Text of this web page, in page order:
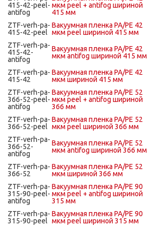
415-42-peel-
antifog
мкм peel + antifog шириной
415 мм
ZTF-verh-pa-
415-42-peel
Вакуумная пленка PA/PE 42
мкм peel шириной 415 мм
ZTF-verh-pa-
415-42-
antifog
Вакуумная пленка PA/PE 42
мкм antifog шириной 415 мм
ZTF-verh-pa-
415-42
Вакуумная пленка PA/PE 42
мкм шириной 415 мм
ZTF-verh-pa-
366-52-peel-
antifog
Вакуумная пленка PA/PE 52
мкм peel + antifog шириной
366 мм
ZTF-verh-pa-
366-52-peel
Вакуумная пленка PA/PE 52
мкм peel шириной 366 мм
ZTF-verh-pa-
366-52-
antifog
Вакуумная пленка PA/PE 52
мкм antifog шириной 366 мм
ZTF-verh-pa-
366-52
Вакуумная пленка PA/PE 52
мкм шириной 366 мм
ZTF-verh-pa-
315-90-peel-
antifog
Вакуумная пленка PA/PE 90
мкм peel + antifog шириной
315 мм
ZTF-verh-pa-
315-90-peel
Вакуумная пленка PA/PE 90
мкм peel шириной 315 мм